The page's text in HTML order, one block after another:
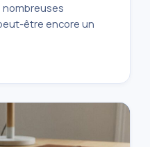
nombreuses
être encore un